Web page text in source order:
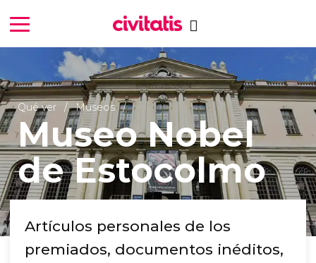
Qué ver Museos
Museo Nobel
de Estocolmo
Artículos personales de los
premiados, documentos inéditos,